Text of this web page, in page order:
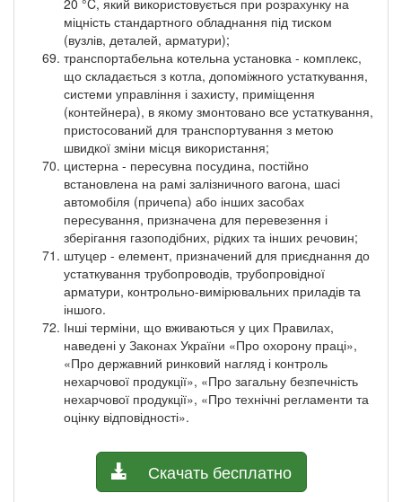
міцність стандартного обладнання під тиском
(вузлів, деталей, арматури);
транспортабельна котельна установка - комплекс,
що складається з котла, допоміжного устаткування,
системи управління і захисту, приміщення
(контейнера), в якому змонтовано все устаткування,
пристосований для транспортування з метою
швидкої зміни місця використання;
цистерна - пересувна посудина, постійно
встановлена на рамі залізничного вагона, шасі
автомобіля (причепа) або інших засобах
пересування, призначена для перевезення і
зберігання газоподібних, рідких та інших речовин;
штуцер - елемент, призначений для приєднання до
устаткування трубопроводів, трубопровідної
арматури, контрольно-вимірювальних приладів та
іншого.
Інші терміни, що вживаються у цих Правилах,
наведені у Законах України «Про охорону праці»,
«Про державний ринковий нагляд і контроль
нехарчової продукції», «Про загальну безпечність
нехарчової продукції», «Про технічні регламенти та
оцінку відповідності».
Скачать бесплатно